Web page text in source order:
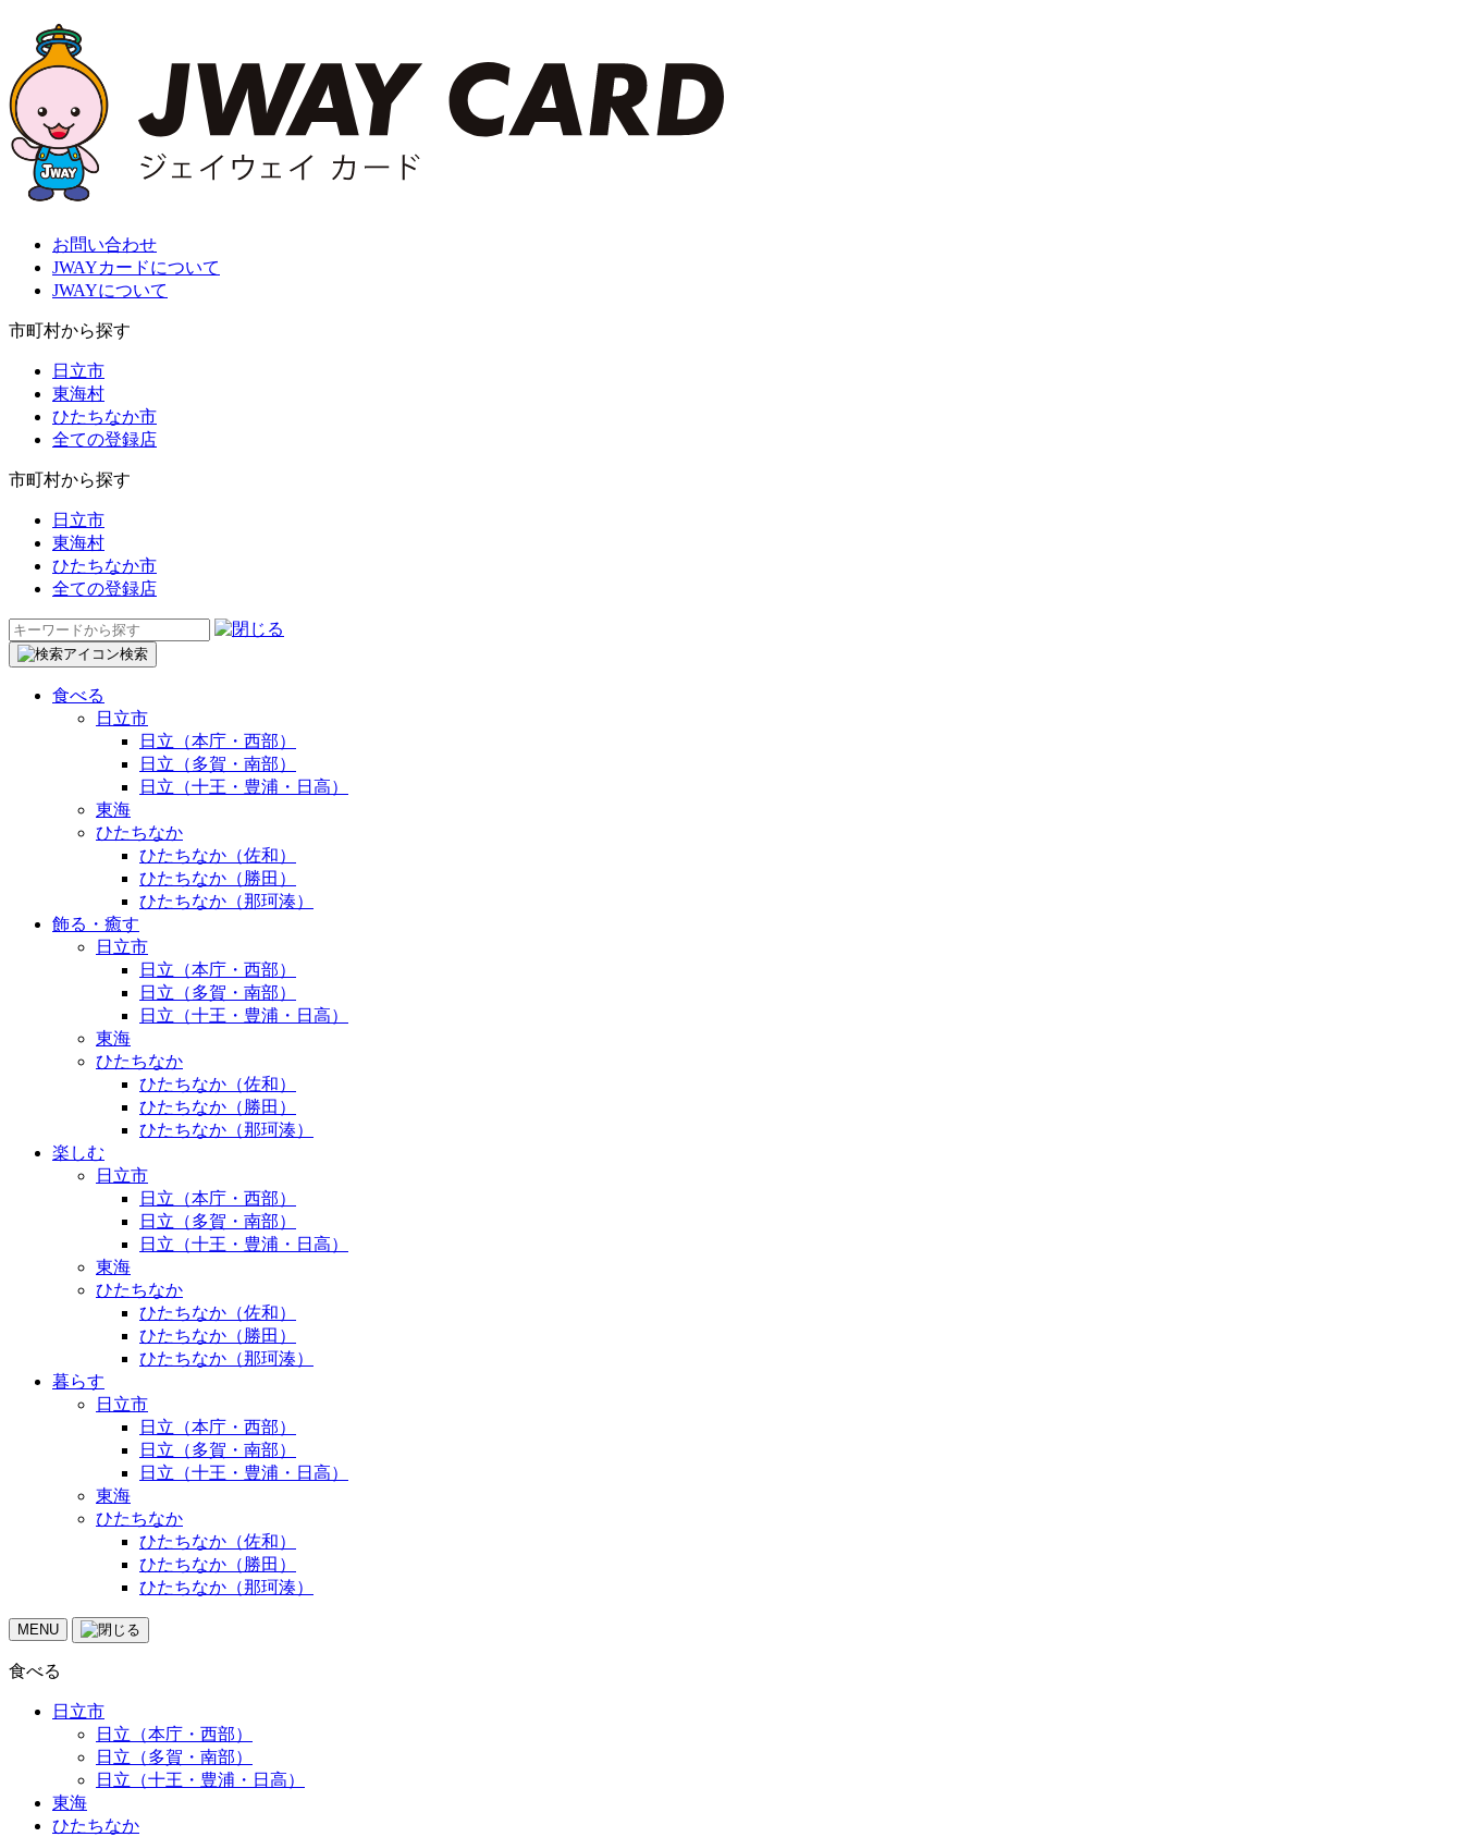
お問い合わせ
JWAYカードについて
JWAYについて
市町村から探す
日立市
東海村
ひたちなか市
全ての登録店
市町村から探す
日立市
東海村
ひたちなか市
全ての登録店
検
索:
検索
食べる
日立市
日立（本庁・西部）
日立（多賀・南部）
日立（十王・豊浦・日高）
東海
ひたちなか
ひたちなか（佐和）
ひたちなか（勝田）
ひたちなか（那珂湊）
飾る・癒す
日立市
日立（本庁・西部）
日立（多賀・南部）
日立（十王・豊浦・日高）
東海
ひたちなか
ひたちなか（佐和）
ひたちなか（勝田）
ひたちなか（那珂湊）
楽しむ
日立市
日立（本庁・西部）
日立（多賀・南部）
日立（十王・豊浦・日高）
東海
ひたちなか
ひたちなか（佐和）
ひたちなか（勝田）
ひたちなか（那珂湊）
暮らす
日立市
日立（本庁・西部）
日立（多賀・南部）
日立（十王・豊浦・日高）
東海
ひたちなか
ひたちなか（佐和）
ひたちなか（勝田）
ひたちなか（那珂湊）
MENU
食べる
日立市
日立（本庁・西部）
日立（多賀・南部）
日立（十王・豊浦・日高）
東海
ひたちなか